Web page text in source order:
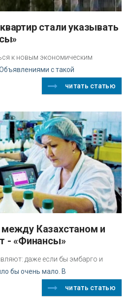
к новым экономическим
с такой
читать статью
- «Финансы»
даже если бы эмбарго и
бы очень мало. В
читать статью